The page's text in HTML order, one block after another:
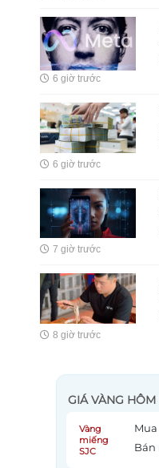
6 giờ trước
6 giờ trước
7 giờ trước
8 giờ trước